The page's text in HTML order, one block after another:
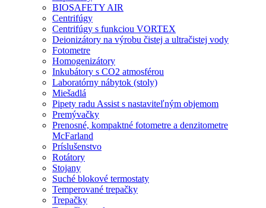
BIOSAFETY AIR
Centrifúgy
Centrifúgy s funkciou VORTEX
Deionizátory na výrobu čistej a ultračistej vody
Fotometre
Homogenizátory
Inkubátory s CO2 atmosférou
Laboratórny nábytok (stoly)
Miešadlá
Pipety radu Assist s nastaviteľným objemom
Premývačky
Prenosné, kompaktné fotometre a denzitometre
McFarland
Príslušenstvo
Rotátory
Stojany
Suché blokové termostaty
Temperované trepačky
Trepačky